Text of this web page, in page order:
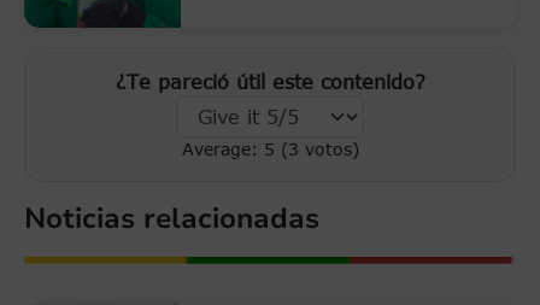
¿Te pareció útil este contenido?
Average: 5 (3 votos)
Noticias relacionadas